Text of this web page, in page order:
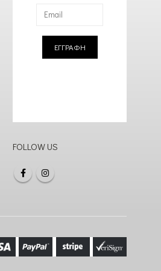
ΕΓΓΡΑΦΗ
FOLLOW US